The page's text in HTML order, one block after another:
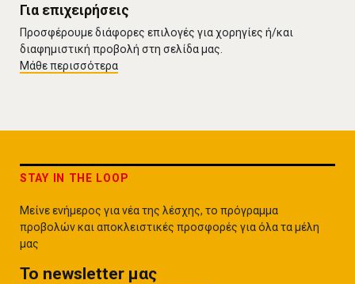
Για επιχειρήσεις
Προσφέρουμε διάφορες επιλογές για χορηγίες ή/και
διαφημιστική προβολή στη σελίδα μας.
Μάθε περισσότερα
STAY IN THE LOOP
Μείνε ενήμερος για νέα της λέσχης, το πρόγραμμα
προβολών και αποκλειστικές προσφορές για όλα τα μέλη
μας
To newsletter μας